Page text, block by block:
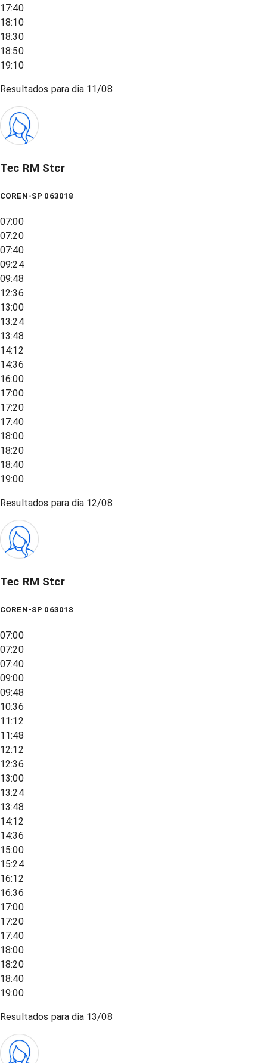
17:40
18:10
18:30
18:50
19:10
Resultados para dia 11/08
Tec RM Stcr
COREN-SP 063018
07:00
07:20
07:40
09:24
09:48
12:36
13:00
13:24
13:48
14:12
14:36
16:00
17:00
17:20
17:40
18:00
18:20
18:40
19:00
Resultados para dia 12/08
Tec RM Stcr
COREN-SP 063018
07:00
07:20
07:40
09:00
09:48
10:36
11:12
11:48
12:12
12:36
13:00
13:24
13:48
14:12
14:36
15:00
15:24
16:12
16:36
17:00
17:20
17:40
18:00
18:20
18:40
19:00
Resultados para dia 13/08